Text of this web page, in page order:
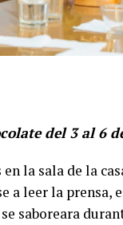
del 3 al 6
la sala de la
a leer la prensa,
saboreara